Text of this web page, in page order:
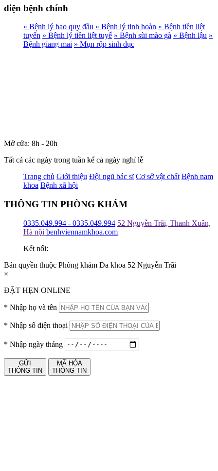
diện bệnh chính
» Bệnh lý bao quy đầu » Bệnh lý tinh hoàn » Bệnh tiền liệt
tuyến » Bệnh lý tiền liệt tuyế » Bệnh sùi mào gà » Bệnh lậu »
Bệnh giang mai » Mụn rộp sinh dục
Mở cửa: 8h - 20h
Tất cả các ngày trong tuần kể cả ngày nghỉ lễ
Trang chủ Giới thiệu Đội ngũ bác sĩ Cơ sở vật chất Bệnh nam
khoa Bệnh xã hội
THÔNG TIN PHÒNG KHÁM
0335.049.994 - 0335.049.994 52 Nguyễn Trãi, Thanh Xuân,
Hà nội benhviennamkhoa.com
Kết nối:
Bản quyền thuộc Phòng khám Đa khoa 52 Nguyễn Trãi
×
ĐẶT HẸN ONLINE
* Nhập họ và tên
* Nhập số điện thoại
* Nhập ngày tháng
GỬI
THÔNG TIN
MÃ HÓA
THÔNG TIN